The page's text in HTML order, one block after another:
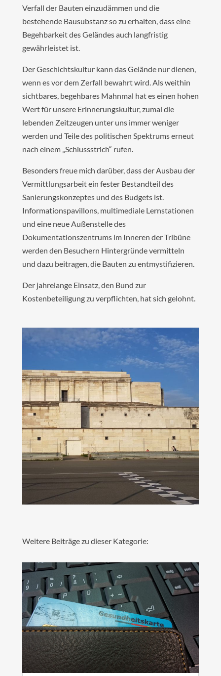
Verfall der Bauten einzudämmen und die
bestehende Bausubstanz so zu erhalten, dass eine
Begehbarkeit des Geländes auch langfristig
gewährleistet ist.
Der Geschichtskultur kann das Gelände nur dienen,
wenn es vor dem Zerfall bewahrt wird. Als weithin
sichtbares, begehbares Mahnmal hat es einen hohen
Wert für unsere Erinnerungskultur, zumal die
lebenden Zeitzeugen unter uns immer weniger
werden und Teile des politischen Spektrums erneut
nach einem „Schlussstrich“ rufen.
Besonders freue mich darüber, dass der Ausbau der
Vermittlungsarbeit ein fester Bestandteil des
Sanierungskonzeptes und des Budgets ist.
Informationspavillons, multimediale Lernstationen
und eine neue Außenstelle des
Dokumentationszentrums im Inneren der Tribüne
werden den Besuchern Hintergründe vermitteln
und dazu beitragen, die Bauten zu entmystifizieren.
Der jahrelange Einsatz, den Bund zur
Kostenbeteiligung zu verpflichten, hat sich gelohnt.
Weitere Beiträge zu dieser Kategorie: